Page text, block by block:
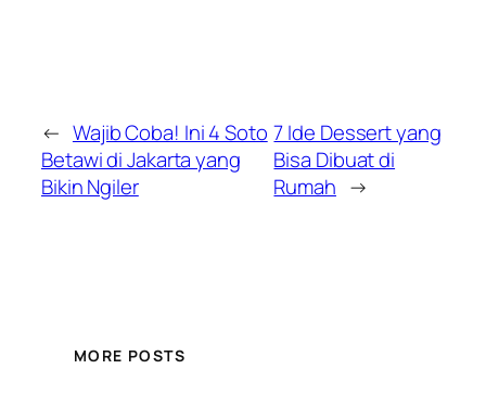
← Wajib Coba! Ini 4 Soto
Betawi di Jakarta yang
Bikin Ngiler
7 Ide Dessert yang
Bisa Dibuat di
Rumah →
MORE POSTS